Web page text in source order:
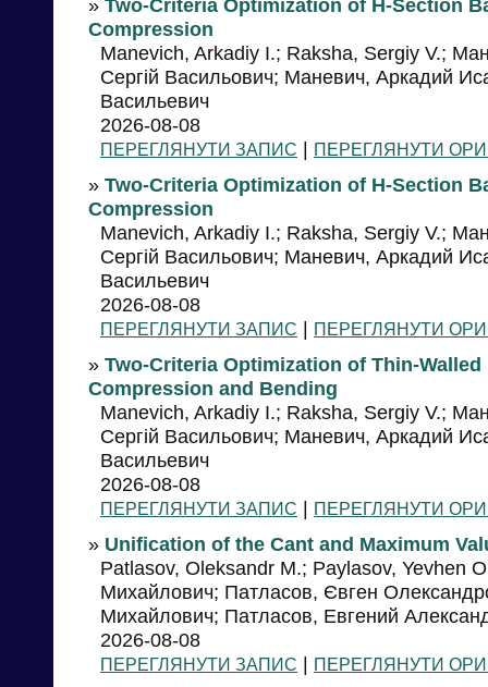
Compression
Manevich, Arkadiy I.; Raksha, Sergiy V.;
Сергій Васильович; Маневич, Аркадий
Васильевич
2026-08-08
ПЕРЕГЛЯНУТИ ЗАПИС | ПЕРЕГЛЯНУТИ
» Two-Criteria Optimization of H-Section
Compression
Manevich, Arkadiy I.; Raksha, Sergiy V.;
Сергій Васильович; Маневич, Аркадий
Васильевич
2026-08-08
ПЕРЕГЛЯНУТИ ЗАПИС | ПЕРЕГЛЯНУТИ
» Two-Criteria Optimization of Thin-
Compression and Bending
Manevich, Arkadiy I.; Raksha, Sergiy V.;
Сергій Васильович; Маневич, Аркадий
Васильевич
2026-08-08
ПЕРЕГЛЯНУТИ ЗАПИС | ПЕРЕГЛЯНУТИ
» Unification of the Cant and Maximum
Patlasov, Oleksandr M.; Paylasov, Yevhen
Михайлович; Патласов, Євген
Михайлович; Патласов, Евгений
2026-08-08
ПЕРЕГЛЯНУТИ ЗАПИС | ПЕРЕГЛЯНУТИ